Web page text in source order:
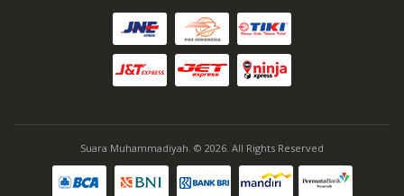
Suara Muhammadiyah. © 2026. All Rights Reserved